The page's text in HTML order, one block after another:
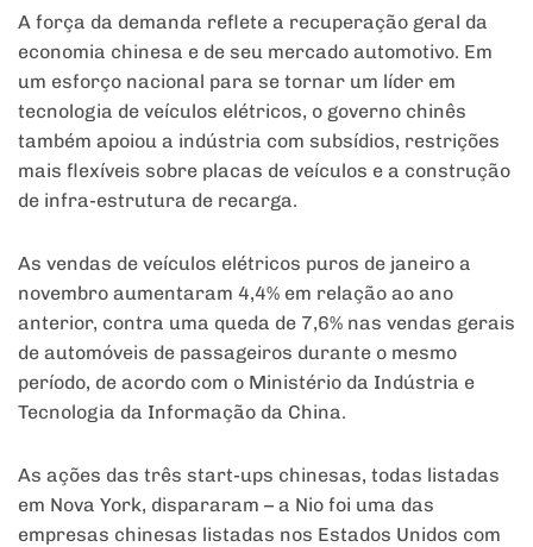
A força da demanda reflete a recuperação geral da
economia chinesa e de seu mercado automotivo. Em
um esforço nacional para se tornar um líder em
tecnologia de veículos elétricos, o governo chinês
também apoiou a indústria com subsídios, restrições
mais flexíveis sobre placas de veículos e a construção
de infra-estrutura de recarga.
As vendas de veículos elétricos puros de janeiro a
novembro aumentaram 4,4% em relação ao ano
anterior, contra uma queda de 7,6% nas vendas gerais
de automóveis de passageiros durante o mesmo
período, de acordo com o Ministério da Indústria e
Tecnologia da Informação da China.
As ações das três start-ups chinesas, todas listadas
em Nova York, dispararam – a Nio foi uma das
empresas chinesas listadas nos Estados Unidos com